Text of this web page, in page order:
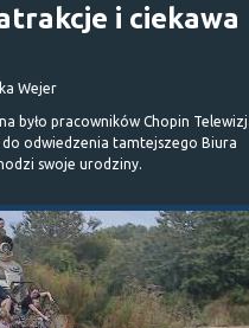
i ciekawa
Wejer
było pracowników Chopin
odwiedzenia tamtejszego Biura
swoje urodziny.